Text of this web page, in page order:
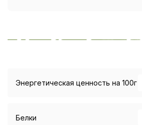
Энергетическая ценность на 100г
Белки